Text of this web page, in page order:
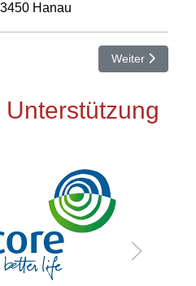
Hanau
der Aidshilfe-
Nächster
Weiter